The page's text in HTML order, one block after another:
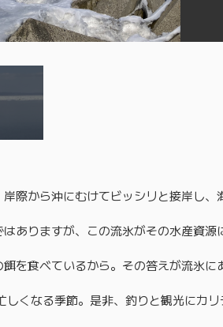
際から沖にむけてビッシリと接岸し、
ありますが、この流氷がその水産資源
を食べているから。その答えが流氷に
くなる季節。是非、釣りと観光にカ